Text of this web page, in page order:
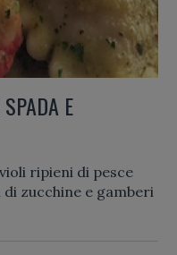
E
ripieni di pesce
zucchine e gamberi